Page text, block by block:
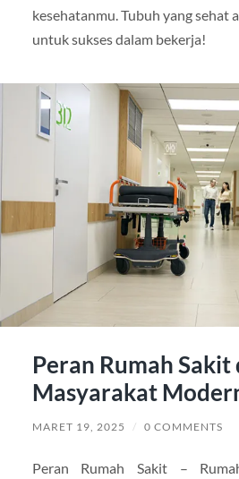
kesehatanmu. Tubuh yang sehat
untuk sukses dalam bekerja!
Peran Rumah Sakit
Masyarakat
MARET 19, 2025 / 0 COMMENTS
Peran Rumah Sakit –